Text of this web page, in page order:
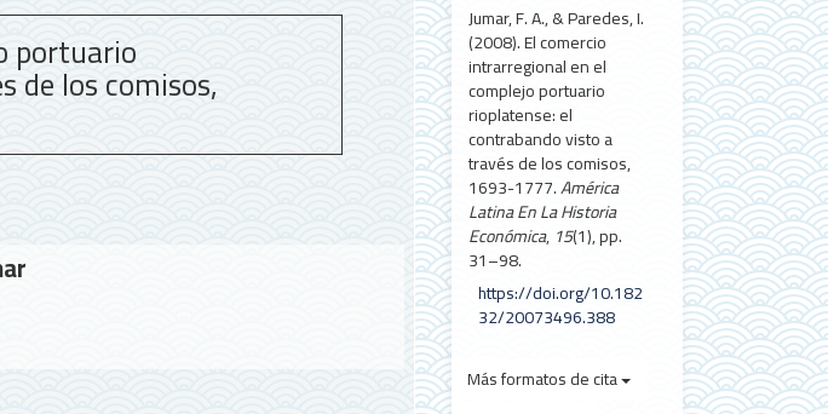
portuario
de los comisos,
Jumar, F. A., & Paredes, I.
(2008). El comercio
intrarregional en el
complejo portuario
rioplatense: el
contrabando visto a
través de los comisos,
1693-1777.América
Latina En La Historia
Económica, 15(1), pp.
31–98.
https://doi.org/10.182
32/20073496.388
Más formatos de cita